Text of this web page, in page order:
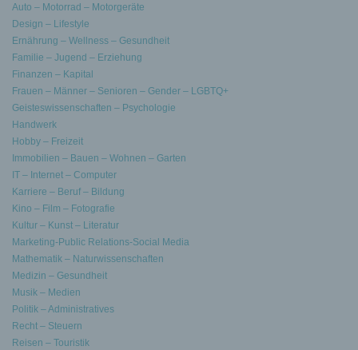
Auto – Motorrad – Motorgeräte
Design – Lifestyle
Ernährung – Wellness – Gesundheit
Familie – Jugend – Erziehung
Finanzen – Kapital
Frauen – Männer – Senioren – Gender – LGBTQ+
Geisteswissenschaften – Psychologie
Handwerk
Hobby – Freizeit
Immobilien – Bauen – Wohnen – Garten
IT – Internet – Computer
Karriere – Beruf – Bildung
Kino – Film – Fotografie
Kultur – Kunst – Literatur
Marketing-Public Relations-Social Media
Mathematik – Naturwissenschaften
Medizin – Gesundheit
Musik – Medien
Politik – Administratives
Recht – Steuern
Reisen – Touristik